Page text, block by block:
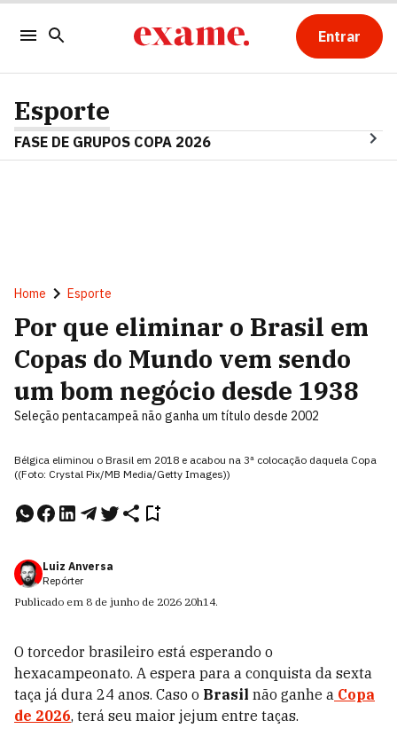
Entrar
Esporte
FASE DE GRUPOS COPA 2026
Home Esporte
Por que eliminar o Brasil em
Copas do Mundo vem sendo
um bom negócio desde 1938
Seleção pentacampeã não ganha um título desde 2002
Bélgica eliminou o Brasil em 2018 e acabou na 3ª colocação daquela Copa
((Foto: Crystal Pix/MB Media/Getty Images))
Luiz Anversa
Repórter
Publicado em 8 de junho de 2026 20h14.
O torcedor brasileiro está esperando o
hexacampeonato. A espera para a conquista da sexta
taça já dura 24 anos. Caso o Brasil não ganhe a Copa
de 2026, terá seu maior jejum entre taças.